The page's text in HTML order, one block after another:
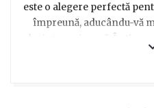
este o alegere perfectă
împreună, aducându-vă
dorința reciprocă. În timp